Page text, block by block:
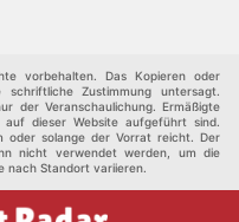
Andere
vorbehalten. Das Kopieren oder
Zustimmung untersagt.
der Veranschaulichung. Ermäßigte
dieser Website aufgeführt sind.
oder solange der Vorrat reicht. Der
nicht verwendet werden, um die
nach Standort variieren.